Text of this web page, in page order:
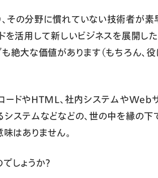
その分野に慣れていない技術者が素
を活用して新しいビジネスを展開し
絶大な価値があります（もちろん、
ードやHTML、社内システムやWeb
ステムなどなどの、世の中を縁の
はありません。
しょうか？